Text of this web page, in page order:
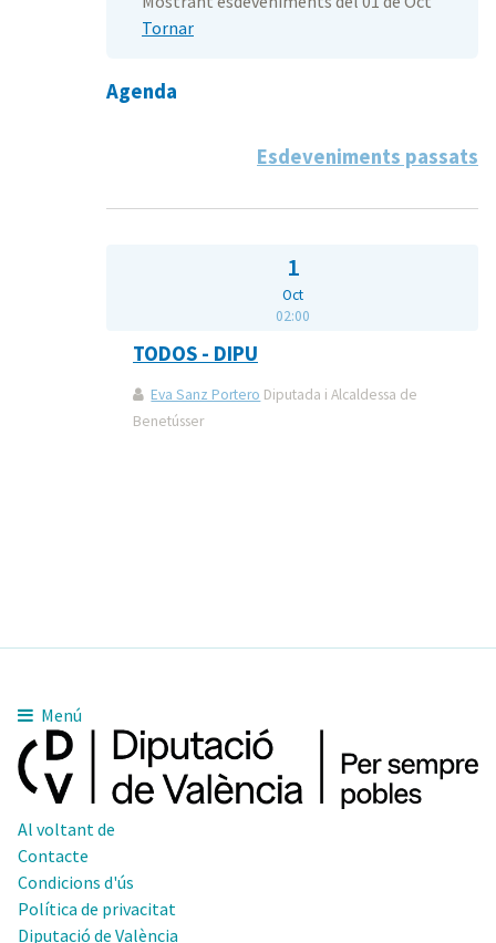
Tornar
Agenda
Esdeveniments passats
1
Oct
02:00
TODOS - DIPU
Eva Sanz Portero Diputada i Alcaldessa de
Benetússer
Menú
Al voltant de
Contacte
Condicions d'ús
Política de privacitat
Diputació de València